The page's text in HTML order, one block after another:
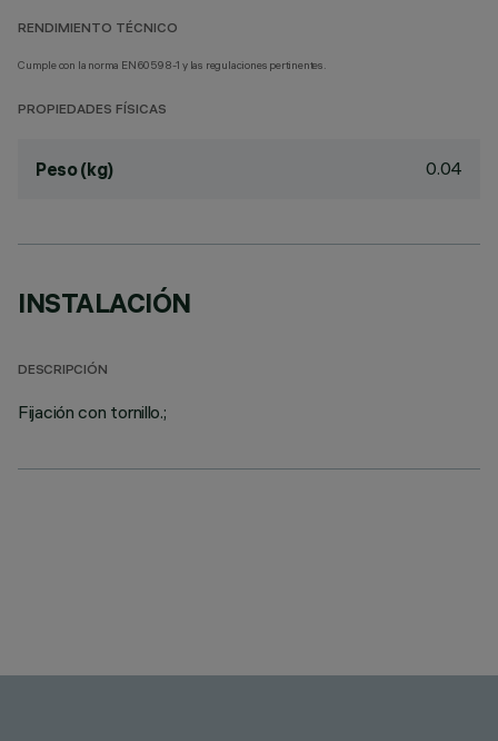
RENDIMIENTO TÉCNICO
Cumple con la norma EN60598-1 y las regulaciones pertinentes.
PROPIEDADES FÍSICAS
Peso (kg) 0.04
INSTALACIÓN
DESCRIPCIÓN
Fijación con tornillo.;